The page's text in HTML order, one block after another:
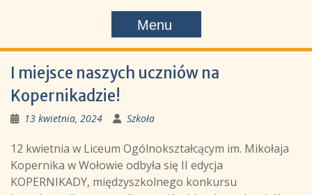
Menu
I miejsce naszych uczniów na
Kopernikadzie!
13 kwietnia, 2024 Szkoła
12 kwietnia w Liceum Ogólnokształcącym im. Mikołaja
Kopernika w Wołowie odbyła się II edycja
KOPERNIKADY, międzyszkolnego konkursu